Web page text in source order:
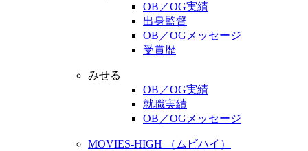
OB／OG実績
出身監督
OB／OGメッセージ
受賞歴
みせる
OB／OG実績
就職実績
OB／OGメッセージ
MOVIES-HIGH （ムビハイ）